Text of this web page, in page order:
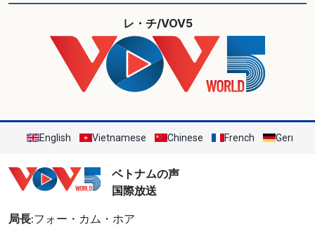
レ・チ/VOV5
English Vietnamese Chinese French German
ベトナムの声
国際放送
局長:フォー・カム・ホア